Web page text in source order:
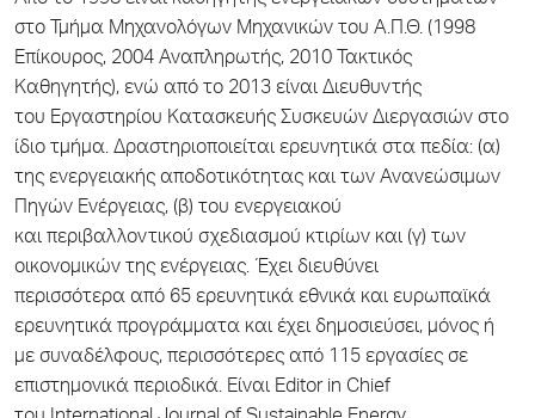
στο Τμήμα Μηχανολόγων Μηχανικών του Α.Π.Θ. (1998
Eπίκουρος, 2004 Αναπληρωτής, 2010 Τακτικός
Καθηγητής), ενώ από το 2013 είναι Διευθυντής
του Εργαστηρίου Κατασκευής Συσκευών Διεργασιών στο
ίδιο τμήμα. Δραστηριοποιείται ερευνητικά στα πεδία: (α)
της ενεργειακής αποδοτικότητας και των Ανανεώσιμων
Πηγών Ενέργειας, (β) του ενεργειακού
και περιβαλλοντικού σχεδιασμού κτιρίων και (γ) των
οικονομικών της ενέργειας. Έχει διευθύνει
περισσότερα από 65 ερευνητικά εθνικά και ευρωπαϊκά
ερευνητικά προγράμματα και έχει δημοσιεύσει, μόνος ή
με συναδέλφους, περισσότερες από 115 εργασίες σε
επιστημονικά περιοδικά. Είναι Editor in Chief